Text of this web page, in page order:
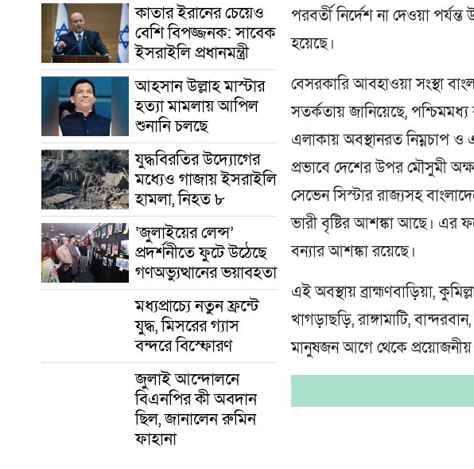
কাতার ইরানের চেয়েও
বেশি বিপজ্জনক: সাবেক
ইসরাইলি প্রধানমন্ত্রী
আহসান উল্লাহ মাস্টার
হত্যা মামলায় আপিল
শুনানি চলছে
যুদ্ধবিরতির উদ্যোগের
মধ্যেও গাজায় ইসরাইলি
হামলা, নিহত ৮
‘জুলাইয়ের লেন্স’
প্রদর্শনীতে ফুটে উঠেছে
গণঅভ্যুত্থানের ভয়াবহতা
মধ্যপ্রাচ্যে নতুন ফ্রন্টে
যুদ্ধ, মিসরের গ্যাস
বন্দরে বিস্ফোরণ
জুলাই আন্দোলনে
বিএনপির কী অবদান
ছিল, জানালেন রুমিন
ফাহানা
পরবর্তী নির্দেশ না দেওয়া
হয়েছে।
বেসরকারি আবহাওয়া সংস্থা
সতর্কতায় জানিয়েছে,
এলাকায় অবস্থানরত নিম্নচাপ
প্রভাবে দেশের উপর মৌসুমী
সেভেন সিস্টার রাজ্যসহ
ভারী বৃষ্টির আশঙ্কা আছে। এর
বন্যার আশঙ্কা রয়েছে।
এই অবস্থায় ব্রাহ্মণবাড়িয়া,
খাগড়াছড়ি, রাঙ্গামাটি,
মানুষজন আগে থেকে প্রয়োজনীয়